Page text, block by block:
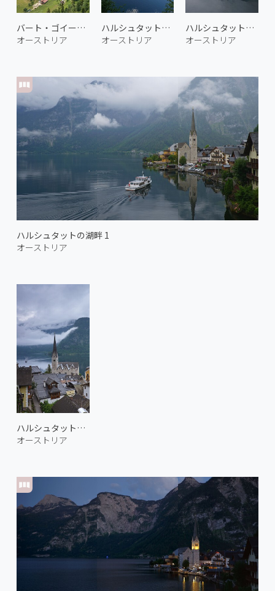
バート・ゴイーザーン 2
オーストリア
ハルシュタット湖 1
オーストリア
ハルシュタットの湖畔 1
オーストリア
ハルシュタットの湖畔 2
オーストリア
ハルシュタットの街並み 2
オーストリア